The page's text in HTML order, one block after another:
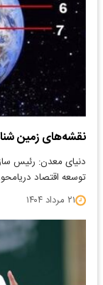
نقشه‌های زمین
دنیای معدن: رئیس
توسعه اقتصاد
۲۱ مرداد ۱۴۰۴